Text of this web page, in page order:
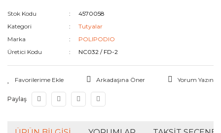
Stok Kodu
4570058
Kategori
Tutyalar
Marka
POLIPODIO
Üretici Kodu
NC032 / FD-2
Arkadaşına Öner Yorum Yazın
Paylaş